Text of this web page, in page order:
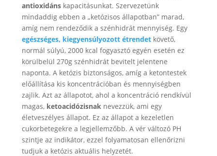
antioxidáns kapacitásunkat. Szervezetünk
mindaddig ebben a „ketózisos állapotban” marad,
amíg nem rendeződik a szénhidrát mennyiség. Egy
egészséges, kiegyensúlyozott étrendetkövető,
normál súlyú, 2000 kcal fogyasztó egyén esetén ez
körülbelül 270g szénhidrát bevitelt jelentene
naponta. A ketózis biztonságos, amíg a ketontestek
előállítása kis koncentrációban és mennyiségben
zajlik. Azt az állapotot, ahol a koncentráció rendkívül
magas, ketoacidózisnaknevezzük, ami egy
életveszélyes állapot. Ez az állapot a kezeletlen
cukorbetegekre a legjellemzőbb. A vér változó PH
szintje az indikátor, ezzel folyamatosan ellenőrizni
tudjuk a ketózis aktuális helyzetét.